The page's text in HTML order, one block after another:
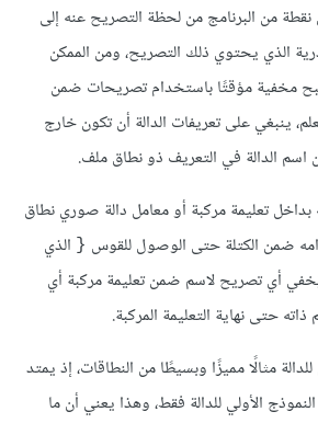
من البرنامج من لحظة التصريح عنه إلى
الذي يحتوي ذلك التصريح، ومن الممكن
مخفية مؤقتًا باستخدام تصريحات ضمن
ينبغي على تعريفات الدالة أن تكون خارج
الدالة في التعريف ذو نطاق ملف.
تعليمة مركبة أو معامل دالة صوري نطاق
ضمن الكتلة حتى الوصول للقوس { الذي
أي تصريح لاسم ضمن تعليمة مركبة أي
حتى نهاية التعليمة المركبة.
مثالًا مميزًا وبسيطًا من النطاقات، إذ يمتد
الأولي للدالة فقط، وهذا يعني أن ما